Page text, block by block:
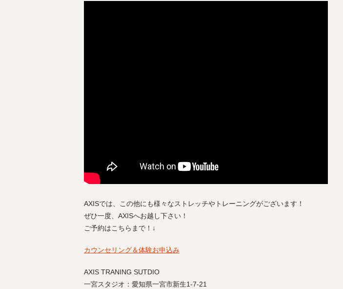
AXISでは、この他にも様々なストレッチやトレーニングがございます！
ぜひ一度、AXISへお越し下さい！
ご予約はこちらまで！↓
カウンセリング＆体験お申込み
AXIS TRANING SUTDIO
一宮スタジオ：愛知県一宮市新生1-7-21